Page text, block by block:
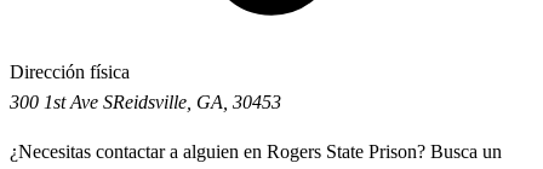
Dirección física
300 1st Ave SReidsville, GA, 30453
¿Necesitas contactar a alguien en Rogers State Prison? Busca un